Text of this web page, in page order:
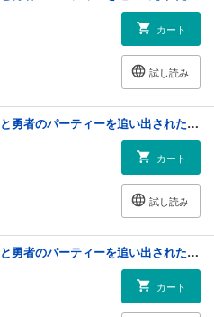
カート
試し読み
真の仲間じゃないと勇者のパーティーを追い出されたので、辺境でスローライフすることにしました2
カート
試し読み
真の仲間じゃないと勇者のパーティーを追い出されたので、辺境でスローライフすることにしました3
カート